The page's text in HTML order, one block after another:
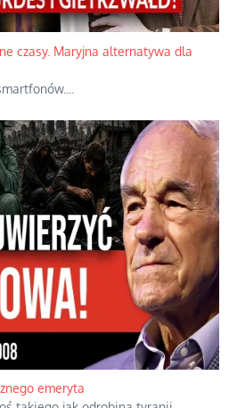
czasy. Maryjna alternatywa dla
emeryta